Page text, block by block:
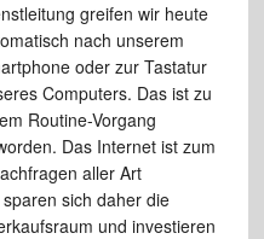
greifen wir heute
nach unserem
oder zur Tastatur
Computers. Das ist zu
Routine-Vorgang
Das Internet ist zum
aller Art
sich daher die
und investieren